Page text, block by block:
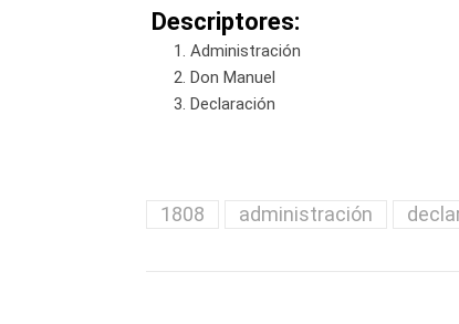
Descriptores:
Administración
Don Manuel
Declaración
1808 administración